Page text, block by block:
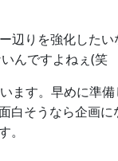
りを強化した
んですよねぇ(笑
す。早めに準
白そうなら企画